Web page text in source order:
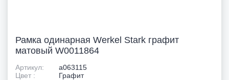
Рамка одинарная Werkel Stark графит
матовый W0011864
Артикул:
a063115
Цвет :
Графит